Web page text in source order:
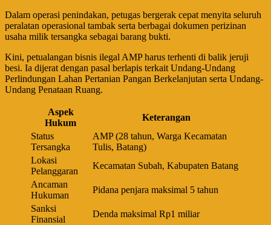
​Dalam operasi penindakan, petugas bergerak cepat menyita seluruh
peralatan operasional tambak serta berbagai dokumen perizinan
usaha milik tersangka sebagai barang bukti.
​Kini, petualangan bisnis ilegal AMP harus terhenti di balik jeruji
besi. Ia dijerat dengan pasal berlapis terkait Undang-Undang
Perlindungan Lahan Pertanian Pangan Berkelanjutan serta Undang-
Undang Penataan Ruang.
Aspek
Hukum
Keterangan
Status
Tersangka
AMP (28 tahun, Warga Kecamatan
Tulis, Batang)
Lokasi
Pelanggaran
Kecamatan Subah, Kabupaten Batang
Ancaman
Hukuman
Pidana penjara maksimal 5 tahun
Sanksi
Finansial
Denda maksimal Rp1 miliar